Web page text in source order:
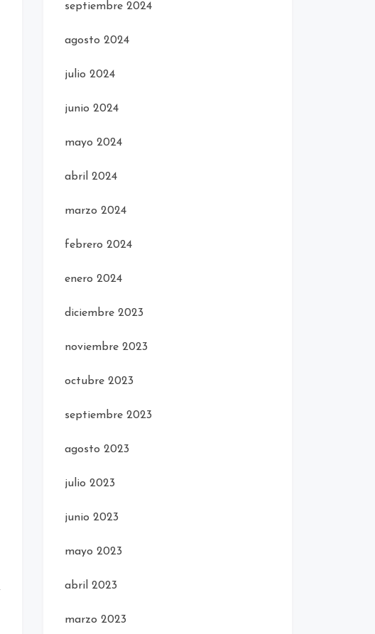
septiembre 2024
agosto 2024
julio 2024
junio 2024
mayo 2024
abril 2024
marzo 2024
febrero 2024
enero 2024
diciembre 2023
noviembre 2023
octubre 2023
septiembre 2023
agosto 2023
julio 2023
junio 2023
mayo 2023
abril 2023
marzo 2023